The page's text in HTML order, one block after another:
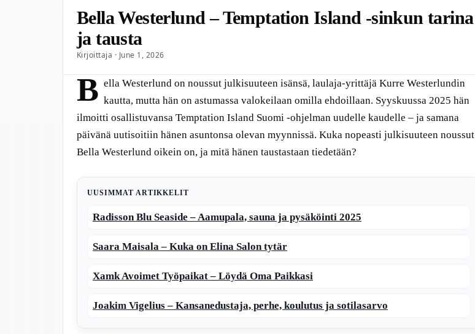
Bella Westerlund – Temptation Island -sinkun tarina
ja tausta
Kirjoittaja · June 1, 2026
B ella Westerlund on noussut julkisuuteen isänsä, laulaja-yrittäjä Kurre Westerlundin
kautta, mutta hän on astumassa valokeilaan omilla ehdoillaan. Syyskuussa 2025 hän
ilmoitti osallistuvansa Temptation Island Suomi -ohjelman uudelle kaudelle – ja samana
päivänä uutisoitiin hänen asuntonsa olevan myynnissä. Kuka nopeasti julkisuuteen noussut
Bella Westerlund oikein on, ja mitä hänen taustastaan tiedetään?
UUSIMMAT ARTIKKELIT
Radisson Blu Seaside – Aamupala, sauna ja pysäköinti 2025
Saara Maisala – Kuka on Elina Salon tytär
Xamk Avoimet Työpaikat – Löydä Oma Paikkasi
Joakim Vigelius – Kansanedustaja, perhe, koulutus ja sotilasarvo